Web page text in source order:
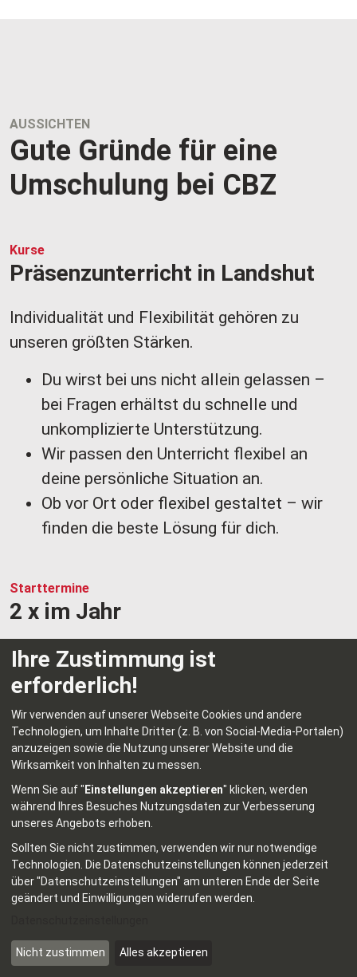
AUSSICHTEN
Gute Gründe für eine
Umschulung bei CBZ
Kurse
Präsenzunterricht in Landshut
Individualität und Flexibilität gehören zu
unseren größten Stärken.
Du wirst bei uns nicht allein gelassen –
bei Fragen erhältst du schnelle und
unkomplizierte Unterstützung.
Wir passen den Unterricht flexibel an
deine persönliche Situation an.​​​​​​​
Ob vor Ort oder flexibel gestaltet – wir
finden die beste Lösung für dich.
Starttermine
2 x im Jahr
Unsere Umschulungen starten zweimal
im Jahr – einmal im Frühjahr und einmal
im Herbst.
Du kannst wählen, welcher Starttermin
am besten zu dir passt.
bei uns.
Zertifikate
Bundesweit anerkannt
unterstützt dich dabei, schnell eine neue
Ihre Zustimmung ist
erforderlich!
Wir verwenden auf unserer Webseite Cookies und andere
Technologien, um Inhalte Dritter (z. B. von Social-Media-Portalen)
anzuzeigen sowie die Nutzung unserer Website und die
Wirksamkeit von Inhalten zu messen.
Wenn Sie auf " Einstellungen akzeptieren" klicken, werden
während Ihres Besuches Nutzungsdaten zur Verbesserung
unseres Angebots erhoben.
Sollten Sie nicht zustimmen, verwenden wir nur notwendige
Technologien. Die Datenschutzeinstellungen können jederzeit
über "Datenschutzeinstellungen" am unteren Ende der Seite
geändert und Einwilligungen widerrufen werden.
Nicht zustimmen Alles akzeptieren